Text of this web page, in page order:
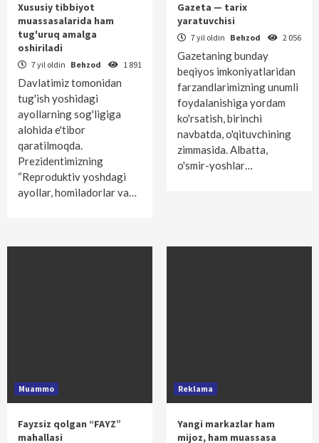
Xususiy tibbiyot
muassasalarida ham
tug'uruq amalga
oshiriladi
7 yil oldin Behzod 1 891
Davlatimiz tomonidan
tug'ish yoshidagi
ayollarning sog'ligiga
alohida e'tibor
qaratilmoqda.
Prezidentimizning
“Reproduktiv yoshdagi
ayollar, homiladorlar va…
Gazeta — tarix
yaratuvchisi
7 yil oldin Behzod 2 056
Gazetaning bunday
beqiyos imkoniyatlaridan
farzandlarimizning unumli
foydalanishiga yordam
ko'rsatish, birinchi
navbatda, o'qituvchining
zimmasida. Albatta,
o'smir-yoshlar…
Muammo
Fayzsiz qolgan “FAYZ”
mahallasi
Reklama
Yangi markazlar ham
mijoz, ham muassasa